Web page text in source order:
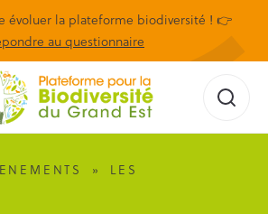
évoluer la plateforme biodiversité ! 👉
au questionnaire
»
LES